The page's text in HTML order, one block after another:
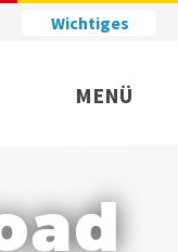
Wichtiges
MENÜ